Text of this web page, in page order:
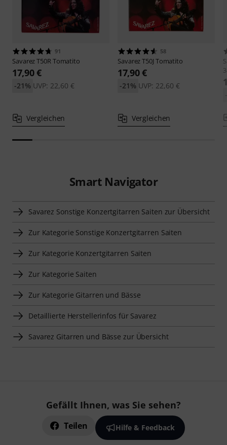
91
SavarezT50R Tomatito
17,90 €
UVP: 22,60 €
-21%
Vergleichen
58
SavarezT50J Tomatito
17,90 €
UVP: 22,60 €
-21%
Vergleichen
Smart Navigator
Savarez Sonstige Konzertgitarren Saiten zur Übersicht
Zur Kategorie Sonstige Konzertgitarren Saiten
Zur Kategorie Konzertgitarren Saiten
Zur Kategorie Saiten
Zur Kategorie Gitarren und Bässe
Detaillierte Herstellerinfos für Savarez
Savarez Gitarren und Bässe zur Übersicht
Gefällt Ihnen, was Sie sehen?
Teilen Hilfe & Feedback